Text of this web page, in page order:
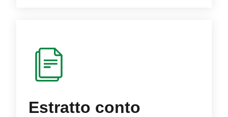
Estratto conto